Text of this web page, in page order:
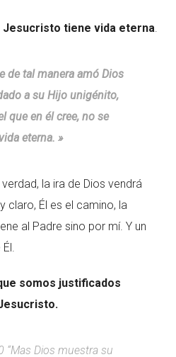
Jesucristo tiene vida eterna.
de tal manera amó Dios
a su Hijo unigénito,
que en él cree, no se
eterna. »
la ira de Dios vendrá
claro, Él es el camino, la
al Padre sino por mí. Y un
somos justificados
“Mas Dios muestra su